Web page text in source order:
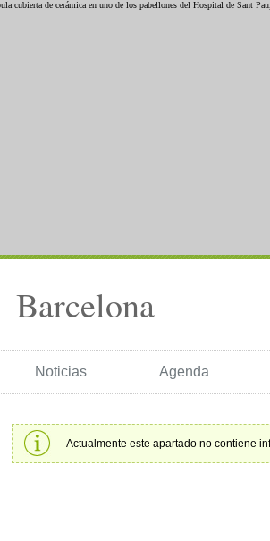
Barcelona
Noticias Agenda
Actualmente este apartado no contiene